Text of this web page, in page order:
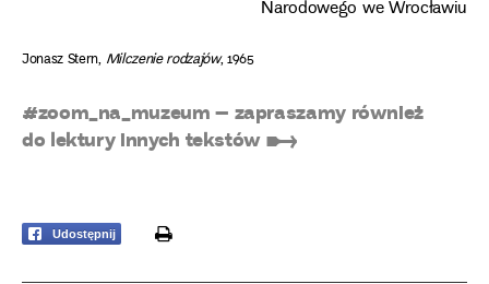
Narodowego we Wrocławiu
Jonasz Stern, Milczenie rodzajów, 1965
#zoom_na_muzeum – zapraszamy również
do lektury innych tekstów ➸
Udostępnij print